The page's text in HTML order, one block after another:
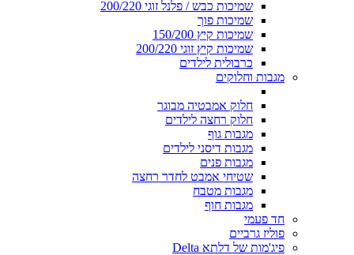
שמיכות כבש / פלנל זוגי 200/220
שמיכות פוך
שמיכות קיץ 150/200
שמיכות קיץ זוגי 200/220
כרבולית לילדים
מגבות וחלוקים
חלוק אמבטיה מבוגר
חלוק רחצה לילדים
מגבות גוף
מגבות דיסני לילדים
מגבות פנים
שטיחי אמבט לחדר רחצה
מגבות מטבח
מגבות חוף
חד פעמי
פוליז גרביים
פיג'מות של דלתא Delta